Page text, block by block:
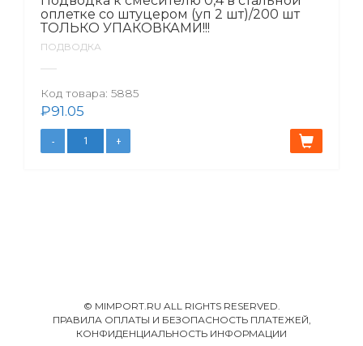
оплетке со штуцером (уп 2 шт)/200 шт
ТОЛЬКО УПАКОВКАМИ!!!
ПОДВОДКА
Код товара: 5885
₽91.05
© MIMPORT.RU ALL RIGHTS RESERVED.
ПРАВИЛА ОПЛАТЫ И БЕЗОПАСНОСТЬ ПЛАТЕЖЕЙ,
КОНФИДЕНЦИАЛЬНОСТЬ ИНФОРМАЦИИ